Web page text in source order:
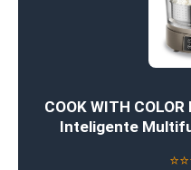
COOK WITH
Inteligente